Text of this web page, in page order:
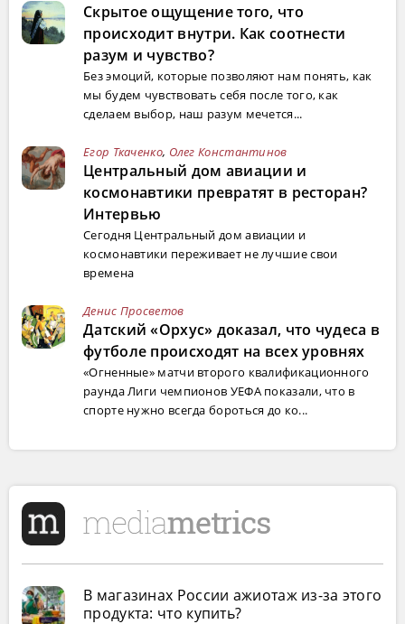
Скрытое ощущение того, что
происходит внутри. Как соотнести
разум и чувство?
Без эмоций, которые позволяют нам понять, как
мы будем чувствовать себя после того, как
сделаем выбор, наш разум мечется...
Егор Ткаченко, Олег Константинов
Центральный дом авиации и
космонавтики превратят в ресторан?
Интервью
Сегодня Центральный дом авиации и
космонавтики переживает не лучшие свои
времена
Денис Просветов
Датский «Орхус» доказал, что чудеса в
футболе происходят на всех уровнях
«Огненные» матчи второго квалификационного
раунда Лиги чемпионов УЕФА показали, что в
спорте нужно всегда бороться до ко...
В магазинах России ажиотаж из-за этого
продукта: что купить?